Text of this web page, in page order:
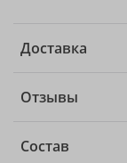
Доставка
Отзывы
Состав